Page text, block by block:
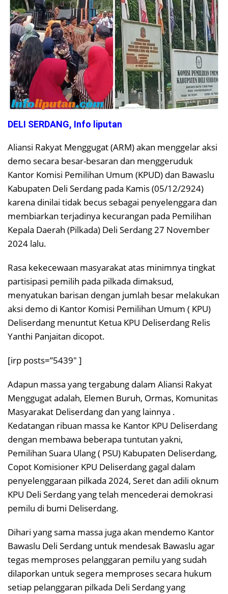
DELI SERDANG, Info liputan
Aliansi Rakyat Menggugat (ARM) akan menggelar aksi
demo secara besar-besaran dan menggeruduk
Kantor Komisi Pemilihan Umum (KPUD) dan Bawaslu
Kabupaten Deli Serdang pada Kamis (05/12/2924)
karena dinilai tidak becus sebagai penyelenggara dan
membiarkan terjadinya kecurangan pada Pemilihan
Kepala Daerah (Pilkada) Deli Serdang 27 November
2024 lalu.
Rasa kekecewaan masyarakat atas minimnya tingkat
partisipasi pemilih pada pilkada dimaksud,
menyatukan barisan dengan jumlah besar melakukan
aksi demo di Kantor Komisi Pemilihan Umum ( KPU)
Deliserdang menuntut Ketua KPU Deliserdang Relis
Yanthi Panjaitan dicopot.
[irp posts=”5439″ ]
Adapun massa yang tergabung dalam Aliansi Rakyat
Menggugat adalah, Elemen Buruh, Ormas, Komunitas
Masyarakat Deliserdang dan yang lainnya .
Kedatangan ribuan massa ke Kantor KPU Deliserdang
dengan membawa beberapa tuntutan yakni,
Pemilihan Suara Ulang ( PSU) Kabupaten Deliserdang,
Copot Komisioner KPU Deliserdang gagal dalam
penyelenggaraan pilkada 2024, Seret dan adili oknum
KPU Deli Serdang yang telah mencederai demokrasi
pemilu di bumi Deliserdang.
Dihari yang sama massa juga akan mendemo Kantor
Bawaslu Deli Serdang untuk mendesak Bawaslu agar
tegas memproses pelanggaran pemilu yang sudah
dilaporkan untuk segera memproses secara hukum
setiap pelanggaran pilkada Deli Serdang yang